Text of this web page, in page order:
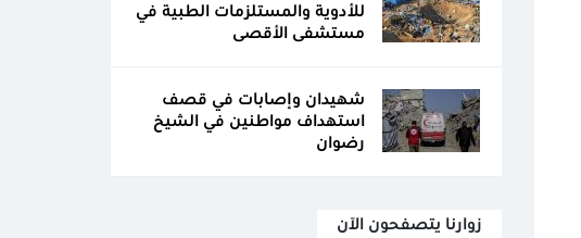
للأدوية والمستلزمات الطبية في
مستشفى الأقصى
شهيدان وإصابات في قصف
استهداف مواطنين في الشيخ
رضوان
زوارنا يتصفحون الآن